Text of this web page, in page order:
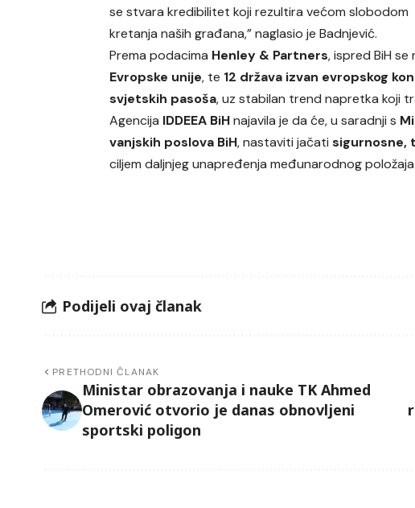
se stvara kredibilitet koji rezultira većom slobodom
kretanja naših građana,” naglasio je Badnjević.
Prema podacima Henley & Partners, ispred BiH se
Evropske unije, te 12 država izvan evropskog
svjetskih pasoša, uz stabilan trend napretka koji
Agencija IDDEEA BiHnajavila je da će, u saradnji s
vanjskih poslova BiH, nastaviti jačatisigurnosne,
ciljem daljnjeg unapređenja međunarodnog
Podijeli ovaj članak
PRETHODNI ČLANAK
Ministar obrazovanja i nauke TK Ahmed
Omerović otvorio je danas obnovljeni
sportski poligon